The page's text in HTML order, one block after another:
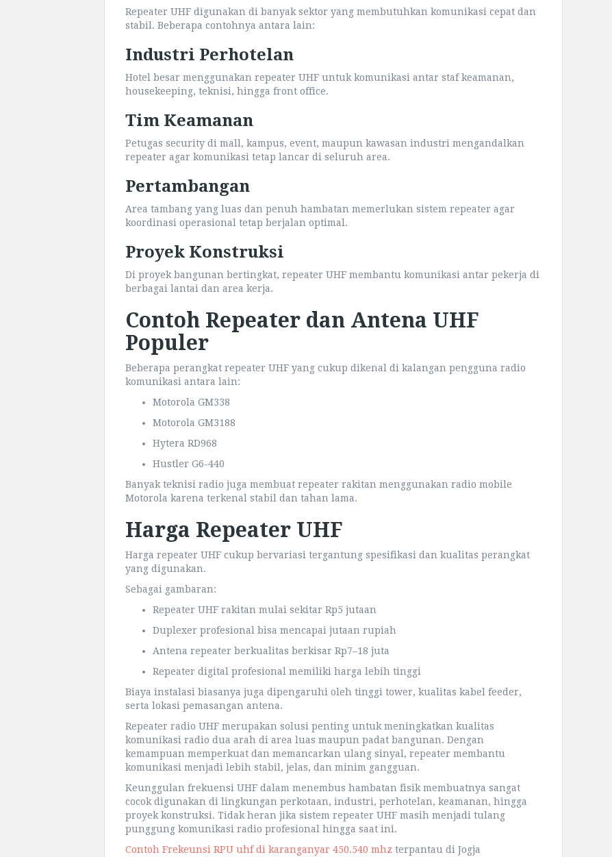
Repeater UHF digunakan di banyak sektor yang membutuhkan komunikasi cepat dan
stabil. Beberapa contohnya antara lain:
Industri Perhotelan
Hotel besar menggunakan repeater UHF untuk komunikasi antar staf keamanan,
housekeeping, teknisi, hingga front office.
Tim Keamanan
Petugas security di mall, kampus, event, maupun kawasan industri mengandalkan
repeater agar komunikasi tetap lancar di seluruh area.
Pertambangan
Area tambang yang luas dan penuh hambatan memerlukan sistem repeater agar
koordinasi operasional tetap berjalan optimal.
Proyek Konstruksi
Di proyek bangunan bertingkat, repeater UHF membantu komunikasi antar pekerja di
berbagai lantai dan area kerja.
Contoh Repeater dan Antena UHF
Populer
Beberapa perangkat repeater UHF yang cukup dikenal di kalangan pengguna radio
komunikasi antara lain:
Motorola GM338
Motorola GM3188
Hytera RD968
Hustler G6-440
Banyak teknisi radio juga membuat repeater rakitan menggunakan radio mobile
Motorola karena terkenal stabil dan tahan lama.
Harga Repeater UHF
Harga repeater UHF cukup bervariasi tergantung spesifikasi dan kualitas perangkat
yang digunakan.
Sebagai gambaran:
Repeater UHF rakitan mulai sekitar Rp5 jutaan
Duplexer profesional bisa mencapai jutaan rupiah
Antena repeater berkualitas berkisar Rp7–18 juta
Repeater digital profesional memiliki harga lebih tinggi
Biaya instalasi biasanya juga dipengaruhi oleh tinggi tower, kualitas kabel feeder,
serta lokasi pemasangan antena.
Repeater radio UHF merupakan solusi penting untuk meningkatkan kualitas
komunikasi radio dua arah di area luas maupun padat bangunan. Dengan
kemampuan memperkuat dan memancarkan ulang sinyal, repeater membantu
komunikasi menjadi lebih stabil, jelas, dan minim gangguan.
Keunggulan frekuensi UHF dalam menembus hambatan fisik membuatnya sangat
cocok digunakan di lingkungan perkotaan, industri, perhotelan, keamanan, hingga
proyek konstruksi. Tidak heran jika sistem repeater UHF masih menjadi tulang
punggung komunikasi radio profesional hingga saat ini.
Contoh Frekeunsi RPU uhf di karanganyar 450.540 mhz terpantau di Jogja